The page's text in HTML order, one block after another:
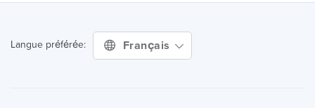
Langue préférée: Français